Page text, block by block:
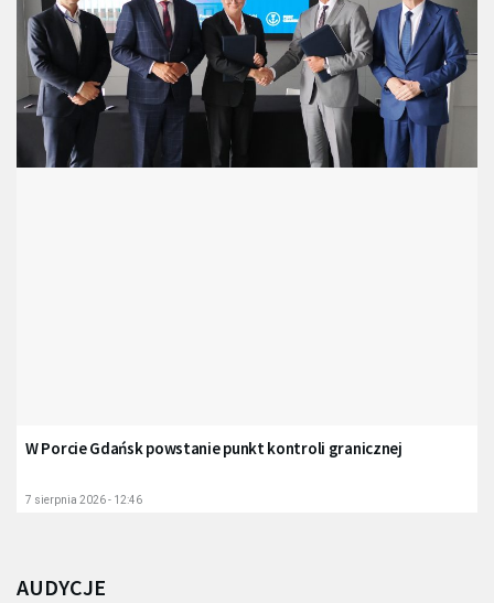
W Porcie Gdańsk powstanie punkt kontroli granicznej
7 sierpnia 2026 - 12:46
AUDYCJE